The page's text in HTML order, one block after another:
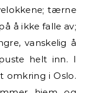
tærne
å ikke falle av;
vanskelig å
helt inn. I
omkring i Oslo.